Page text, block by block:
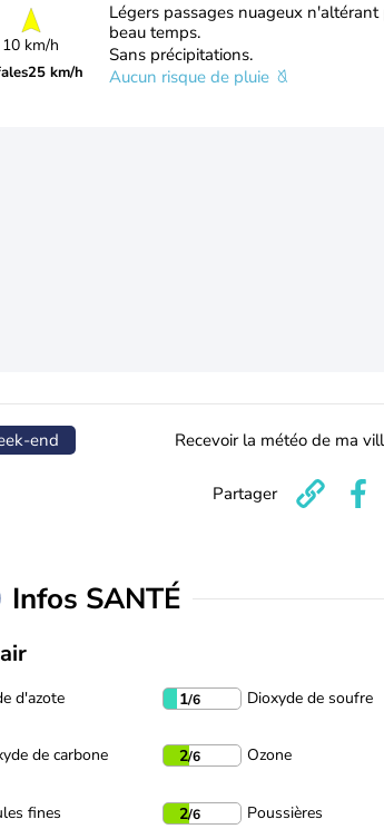
10 km/h
25 km/h
Légers passages nuageux n'altérant
beau temps.
Sans précipitations.
Aucun risque de pluie
end Recevoir la météo de ma
Partager
Infos SANTÉ
d'azote 1/6 Dioxyde de soufre
de carbone 2/6 Ozone
fines 2/6 Poussières